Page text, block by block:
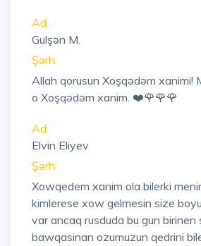
Ad:
Gulşən M.
Şərh:
Allah qorusun Xoşqədəm xanimi!
o Xoşqədəm xanim. ❤️🌹🌹🌹
Ad:
Elvin Eliyev
Şərh:
Xowqedem xanim ola bilerki
kimlerese xow gelmesin size
var ancaq rusduda bu gun birinen
bawqasinan ozumuzun qedrini